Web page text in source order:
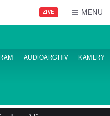
ŽIVĚ MENU
AUDIOARCHIV KAMERY